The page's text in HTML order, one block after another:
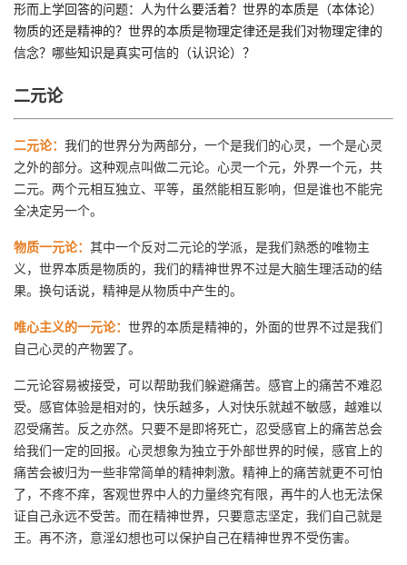
形而上学回答的问题：人为什么要活着？世界的本质是（本体论）
物质的还是精神的？世界的本质是物理定律还是我们对物理定律的
信念？哪些知识是真实可信的（认识论）？
二元论
二元论： 我们的世界分为两部分，一个是我们的心灵，一个是心灵
之外的部分。这种观点叫做二元论。心灵一个元，外界一个元，共
二元。两个元相互独立、平等，虽然能相互影响，但是谁也不能完
全决定另一个。
物质一元论： 其中一个反对二元论的学派，是我们熟悉的唯物主
义，世界本质是物质的，我们的精神世界不过是大脑生理活动的结
果。换句话说，精神是从物质中产生的。
唯心主义的一元论： 世界的本质是精神的，外面的世界不过是我们
自己心灵的产物罢了。
二元论容易被接受，可以帮助我们躲避痛苦。感官上的痛苦不难忍
受。感官体验是相对的，快乐越多，人对快乐就越不敏感，越难以
忍受痛苦。反之亦然。只要不是即将死亡，忍受感官上的痛苦总会
给我们一定的回报。心灵想象为独立于外部世界的时候，感官上的
痛苦会被归为一些非常简单的精神刺激。精神上的痛苦就更不可怕
了，不疼不痒，客观世界中人的力量终究有限，再牛的人也无法保
证自己永远不受苦。而在精神世界，只要意志坚定，我们自己就是
王。再不济，意淫幻想也可以保护自己在精神世界不受伤害。